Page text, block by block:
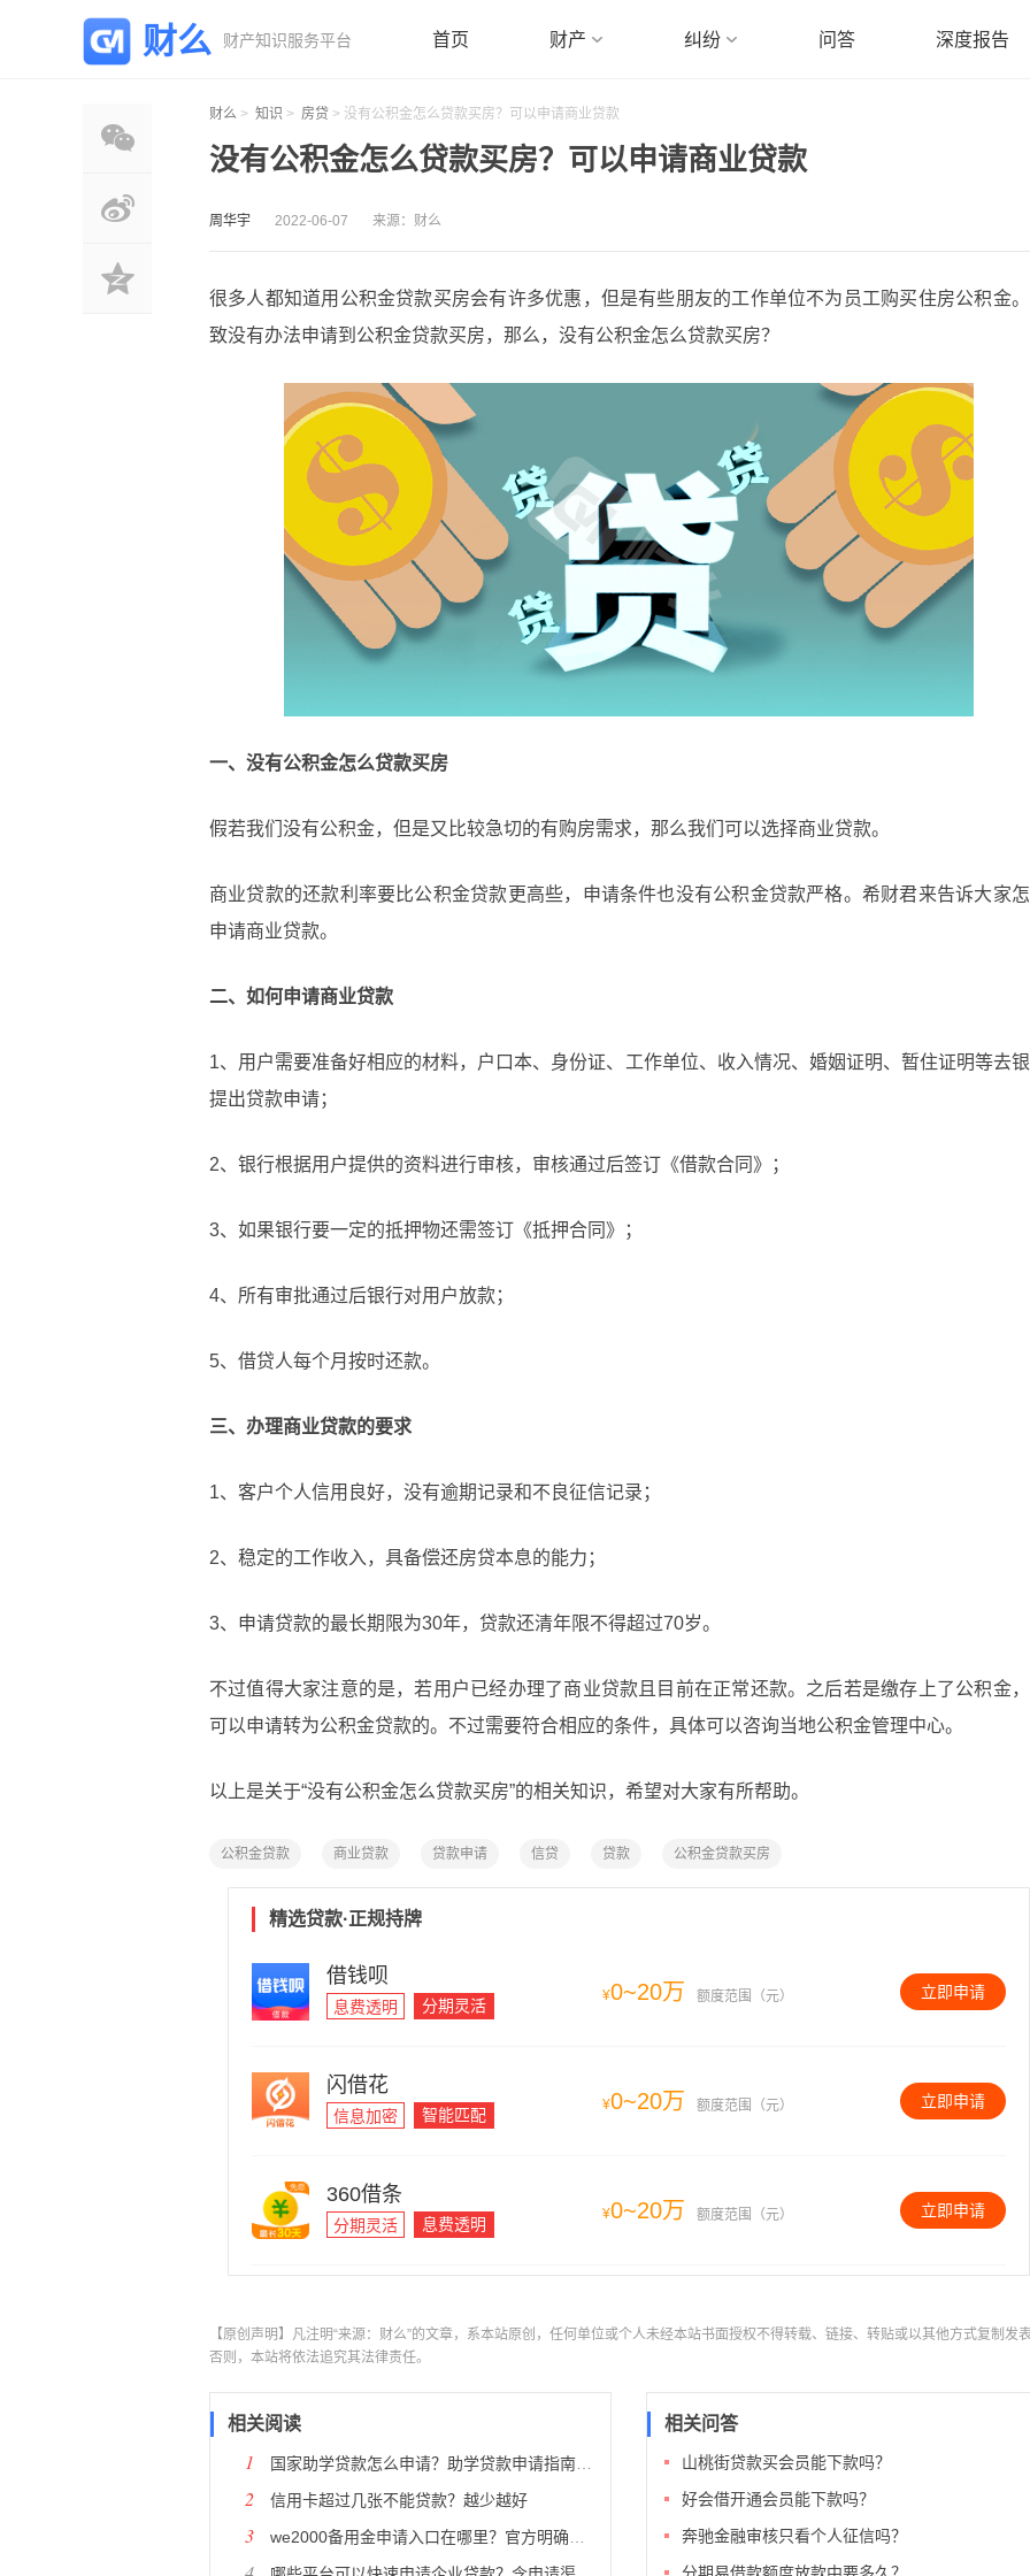
财么 财产知识服务平台 首页 财产 纠纷 问答 深度报告
财么 > 知识 > 房贷 > 没有公积金怎么贷款买房？可以申请商业贷款
没有公积金怎么贷款买房？可以申请商业贷款
周华宇 2022-06-07 来源：财么
很多人都知道用公积金贷款买房会有许多优惠，但是有些朋友的工作单位不为员工购买住房公积金
致没有办法申请到公积金贷款买房，那么，没有公积金怎么贷款买房？
一、没有公积金怎么贷款买房
假若我们没有公积金，但是又比较急切的有购房需求，那么我们可以选择商业贷款。
商业贷款的还款利率要比公积金贷款更高些，申请条件也没有公积金贷款严格。希财君来告诉大家
申请商业贷款。
二、如何申请商业贷款
1、用户需要准备好相应的材料，户口本、身份证、工作单位、收入情况、婚姻证明、暂住证明等去
提出贷款申请；
2、银行根据用户提供的资料进行审核，审核通过后签订《借款合同》；
3、如果银行要一定的抵押物还需签订《抵押合同》；
4、所有审批通过后银行对用户放款；
5、借贷人每个月按时还款。
三、办理商业贷款的要求
1、客户个人信用良好，没有逾期记录和不良征信记录；
2、稳定的工作收入，具备偿还房贷本息的能力；
3、申请贷款的最长期限为30年，贷款还清年限不得超过70岁。
不过值得大家注意的是，若用户已经办理了商业贷款且目前在正常还款。之后若是缴存上了公积金
可以申请转为公积金贷款的。不过需要符合相应的条件，具体可以咨询当地公积金管理中心。
以上是关于“没有公积金怎么贷款买房”的相关知识，希望对大家有所帮助。
公积金贷款 商业贷款 贷款申请 信贷 贷款 公积金贷款买房
精选贷款·正规持牌
借钱呗
息费透明 分期灵活
¥0~20万 额度范围（元） 立即申请
闪借花
信息加密 智能匹配
¥0~20万 额度范围（元） 立即申请
360借条
分期灵活 息费透明
¥0~20万 额度范围（元） 立即申请
【原创声明】凡注明“来源：财么”的文章，系本站原创，任何单位或个人未经本站书面授权不得转载、链接、转贴或以其他方式复制发
否则，本站将依法追究其法律责任。
相关问答
山桃街贷款买会员能下款吗？
好会借开通会员能下款吗？
奔驰金融审核只看个人征信吗？
相关阅读
1 国家助学贷款怎么申请？助学贷款申请指南（条件、时间、流程）
2 信用卡超过几张不能贷款？越少越好
3 we2000备用金申请入口在哪里？官方明确告知，如图所示